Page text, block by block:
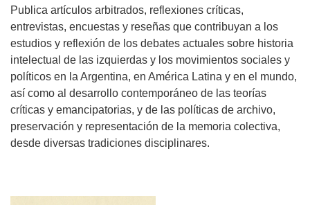
Publica artículos arbitrados, reflexiones críticas,
entrevistas, encuestas y reseñas que contribuyan a los
estudios y reflexión de los debates actuales sobre historia
intelectual de las izquierdas y los movimientos sociales y
políticos en la Argentina, en América Latina y en el mundo,
así como al desarrollo contemporáneo de las teorías
críticas y emancipatorias, y de las políticas de archivo,
preservación y representación de la memoria colectiva,
desde diversas tradiciones disciplinares.